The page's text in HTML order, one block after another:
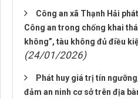
Công an xã Thạnh Hải
Công an trong chống khai
không”, tàu không đủ điều
(24/01/2026)
Phát huy giá trị tín
đảm an ninh cơ sở trên địa